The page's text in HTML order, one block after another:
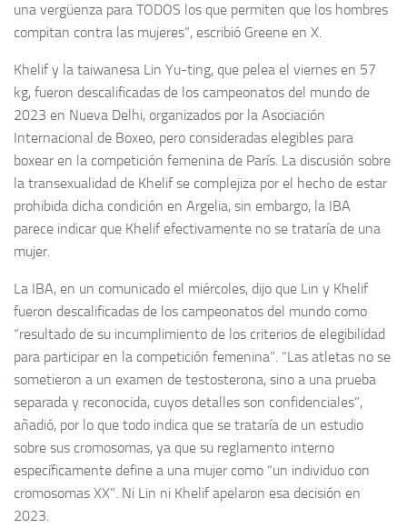
una vergüenza para TODOS los que permiten que los hombres
compitan contra las mujeres”, escribió Greene en X.
Khelif y la taiwanesa Lin Yu-ting, que pelea el viernes en 57
kg, fueron descalificadas de los campeonatos del mundo de
2023 en Nueva Delhi, organizados por la Asociación
Internacional de Boxeo, pero consideradas elegibles para
boxear en la competición femenina de París. La discusión sobre
la transexualidad de Khelif se complejiza por el hecho de estar
prohibida dicha condición en Argelia, sin embargo, la IBA
parece indicar que Khelif efectivamente no se trataría de una
mujer.
La IBA, en un comunicado el miércoles, dijo que Lin y Khelif
fueron descalificadas de los campeonatos del mundo como
“resultado de su incumplimiento de los criterios de elegibilidad
para participar en la competición femenina”. “Las atletas no se
sometieron a un examen de testosterona, sino a una prueba
separada y reconocida, cuyos detalles son confidenciales”,
añadió, por lo que todo indica que se trataría de un estudio
sobre sus cromosomas, ya que su reglamento interno
específicamente define a una mujer como “un individuo con
cromosomas XX”. Ni Lin ni Khelif apelaron esa decisión en
2023.